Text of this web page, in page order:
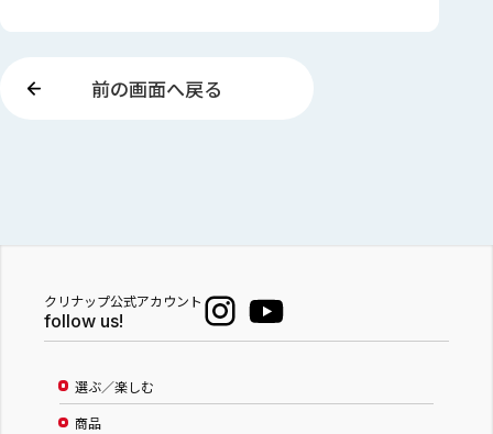
前の画面へ戻る
クリナップ公式アカウント
follow us!
選ぶ／楽しむ
商品